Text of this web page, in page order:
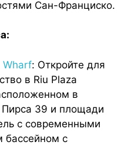
Сан-Франциско.
Wharf: Откройте для
в Riu Plaza
в
Пирса 39 и площади
с современными
бассейном с